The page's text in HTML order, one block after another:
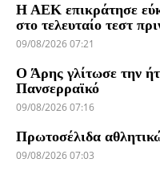
Η ΑΕΚ επικράτησε
στο τελευταίο τεστ
09/08/2026 07:21
Ο Άρης γλίτωσε την
Πανσερραϊκό
09/08/2026 07:16
Πρωτοσέλιδα
09/08/2026 07:03